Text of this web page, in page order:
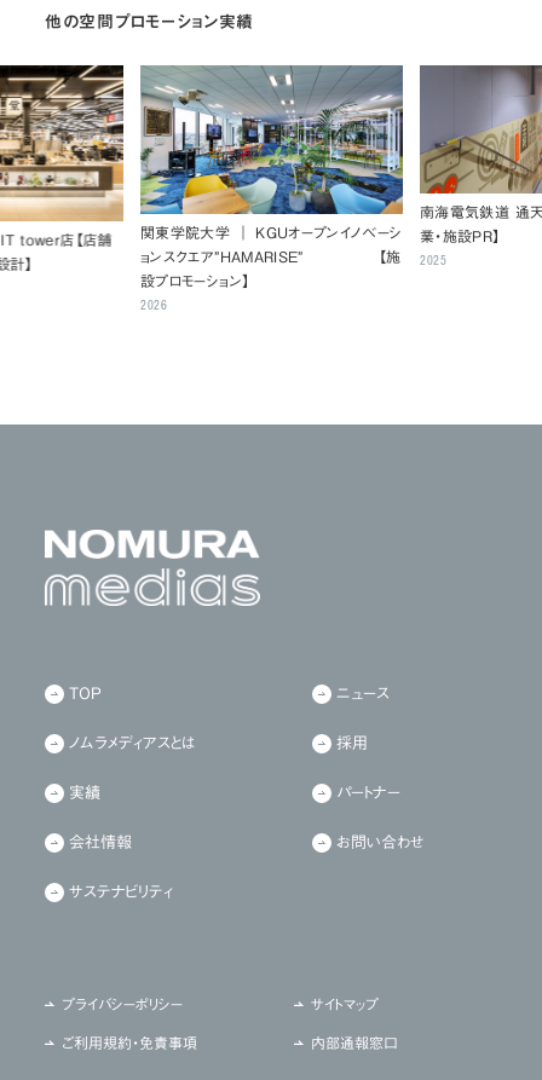
他の空間プロモーション実績
IT tower店【店舗
計】
関東学院大学 ｜ KGUオープンイノベーシ
ョンスクエア”HAMARISE” 【施
設プロモーション】
2026
南海電気鉄道 通天
業・施設PR】
2025
TOP
ノムラメディアスとは
実績
会社情報
サステナビリティ
ニュース
採用
パートナー
お問い合わせ
プライバシーポリシー
ご利用規約・免責事項
サイトマップ
内部通報窓口